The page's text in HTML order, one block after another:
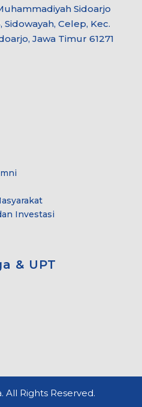
Sidoarjo
Celep, Kec.
Jawa Timur 61271
Investasi
& UPT
All Rights Reserved.